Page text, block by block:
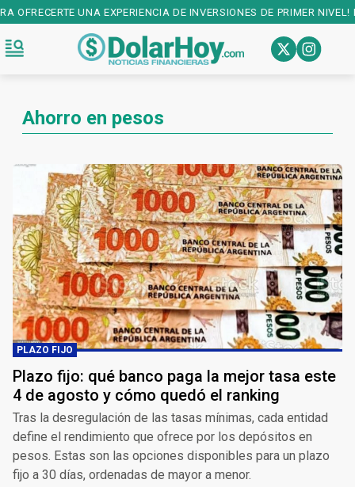
DE INVERSIONES DE PRIMER NIVEL! DESCARGALA EN: PLAY
Ahorro en pesos
PLAZO FIJO
Plazo fijo: qué banco paga la mejor tasa este
4 de agosto y cómo quedó el ranking
Tras la desregulación de las tasas mínimas, cada entidad
define el rendimiento que ofrece por los depósitos en
pesos. Estas son las opciones disponibles para un plazo
fijo a 30 días, ordenadas de mayor a menor.